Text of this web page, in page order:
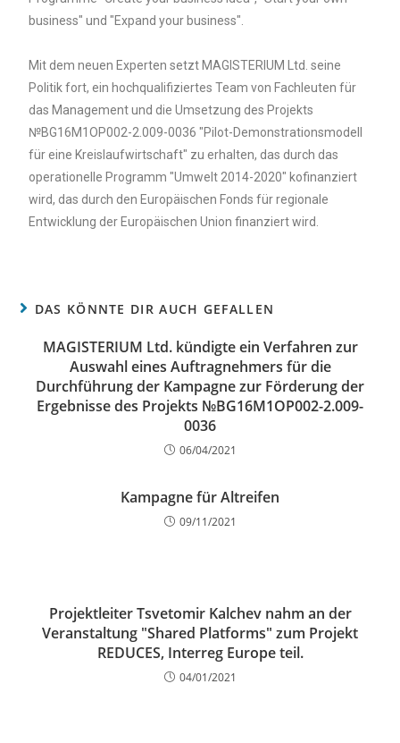
business" und "Expand your business".
Mit dem neuen Experten setzt MAGISTERIUM Ltd. seine
Politik fort, ein hochqualifiziertes Team von Fachleuten für
das Management und die Umsetzung des Projekts
№BG16M1OP002-2.009-0036 "Pilot-Demonstrationsmodell
für eine Kreislaufwirtschaft" zu erhalten, das durch das
operationelle Programm "Umwelt 2014-2020" kofinanziert
wird, das durch den Europäischen Fonds für regionale
Entwicklung der Europäischen Union finanziert wird.
DAS KÖNNTE DIR AUCH GEFALLEN
MAGISTERIUM Ltd. kündigte ein Verfahren zur
Auswahl eines Auftragnehmers für die
Durchführung der Kampagne zur Förderung der
Ergebnisse des Projekts №BG16M1OP002-2.009-
0036
06/04/2021
Kampagne für Altreifen
09/11/2021
Projektleiter Tsvetomir Kalchev nahm an der
Veranstaltung "Shared Platforms" zum Projekt
REDUCES, Interreg Europe teil.
04/01/2021